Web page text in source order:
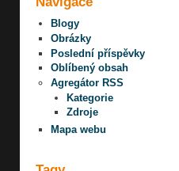
Blogy
Obrázky
Poslední příspěvky
Oblíbený obsah
Agregátor RSS
Kategorie
Zdroje
Mapa webu